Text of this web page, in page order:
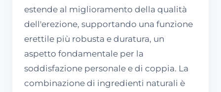
estende al miglioramento della qualità
dell'erezione, supportando una funzione
erettile più robusta e duratura, un
aspetto fondamentale per la
soddisfazione personale e di coppia. La
combinazione di ingredienti naturali è